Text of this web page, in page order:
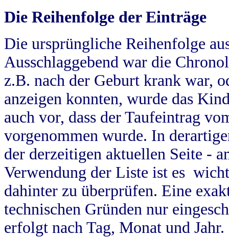
Die Reihenfolge der Einträge
Die ursprüngliche Reihenfolge
Ausschlaggebend war die
z.B. nach der Geburt krank war,
anzeigen konnten, wurde das
auch vor, dass der Taufeintrag
vorgenommen wurde. In
der derzeitigen aktuellen Seite -
Verwendung der Liste ist es
dahinter zu überprüfen. Eine
technischen Gründen nur
erfolgt nach Tag, Monat und Jahr.